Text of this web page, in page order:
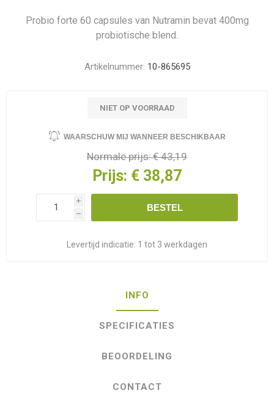
Probio forte 60 capsules van Nutramin bevat 400mg
probiotische blend.
Artikelnummer: 10-865695
NIET OP VOORRAAD
WAARSCHUW MIJ WANNEER BESCHIKBAAR
Normale prijs:€ 43,19
Prijs: € 38,87
i
h
BESTEL
Levertijd indicatie: 1 tot 3 werkdagen
INFO
SPECIFICATIES
BEOORDELING
CONTACT